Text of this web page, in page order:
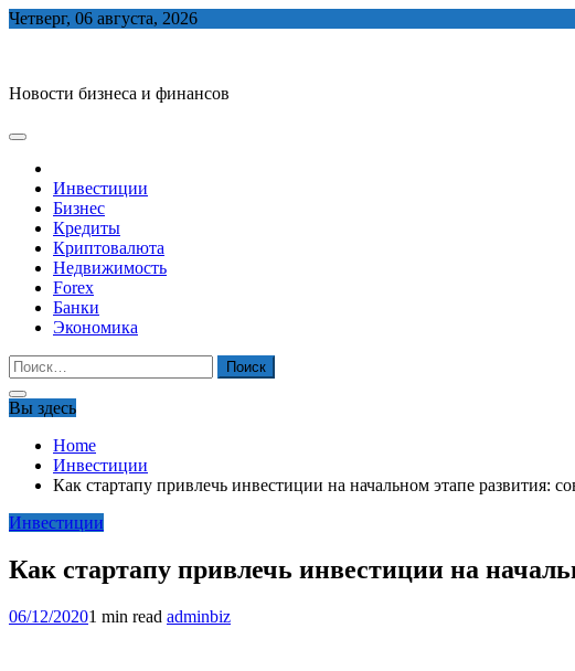
Skip
Четверг, 06 августа, 2026
Новости бизнеса и финансов
Инвестиции
Бизнес
Кредиты
Криптовалюта
Недвижимость
Forex
Банки
Экономика
Найти:
Вы здесь
Home
Инвестиции
Как стартапу привлечь инвестиции на начальном этапе развития:
Инвестиции
Как стартапу привлечь инвестиции на
06/12/20201 min read adminbiz